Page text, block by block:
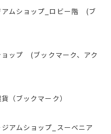
アムショップ_ロビー階 (ブ
ップ (ブックマーク、アク
（ブックマーク）
アムショップ_スーベニア